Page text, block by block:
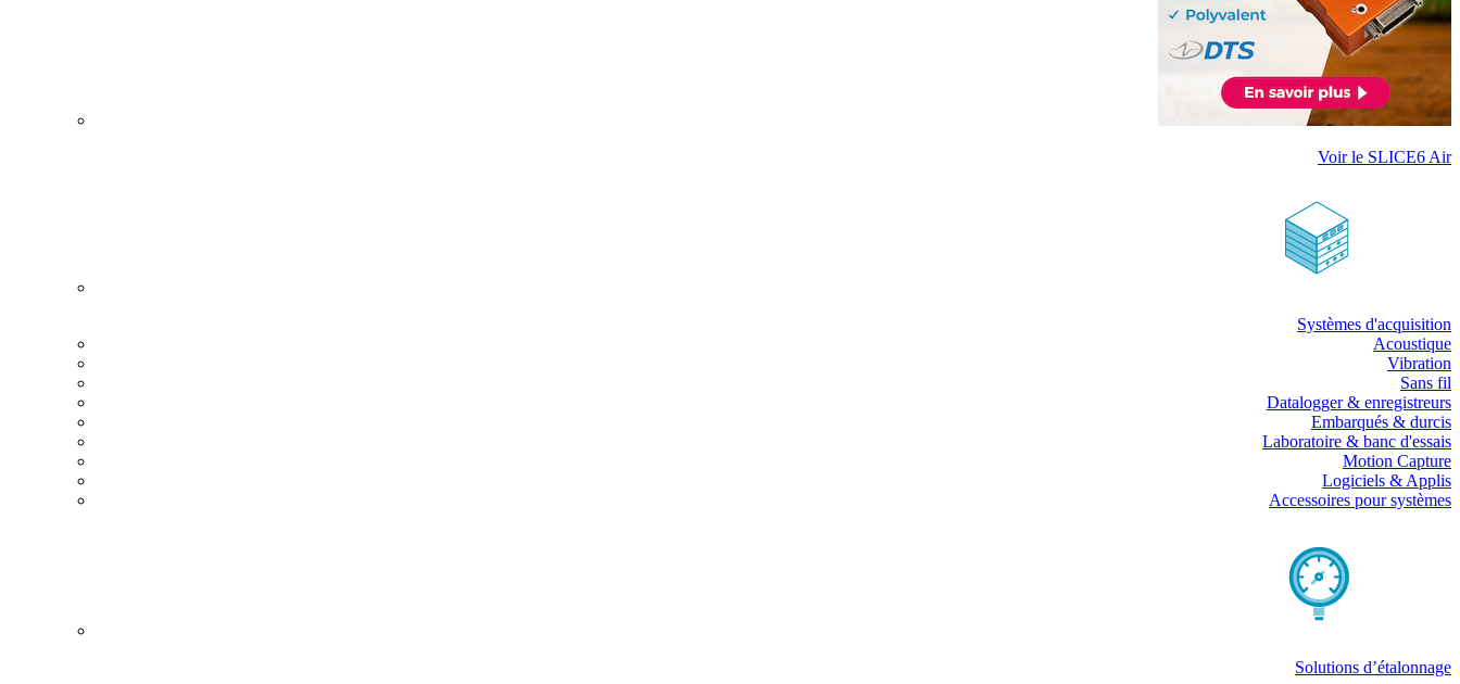
Voir le SLICE6 Air
Systèmes d'acquisition
Acoustique
Vibration
Sans fil
Datalogger & enregistreurs
Embarqués & durcis
Laboratoire & banc d'essais
Motion Capture
Logiciels & Applis
Accessoires pour systèmes
Solutions d’étalonnage